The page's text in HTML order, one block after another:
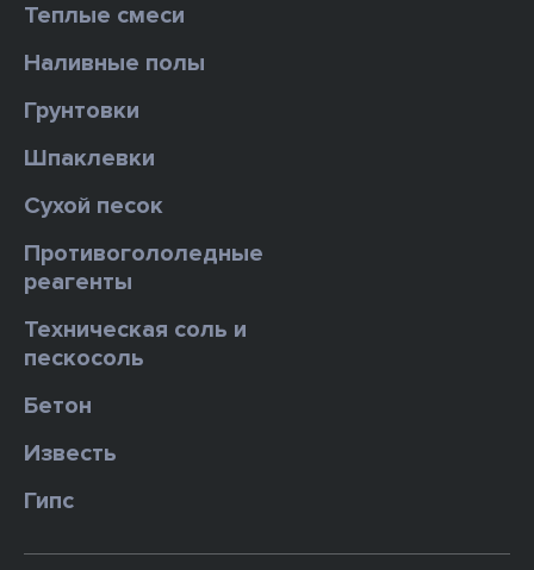
Теплые смеси
Наливные полы
Грунтовки
Шпаклевки
Сухой песок
Противогололедные
реагенты
Техническая соль и
пескосоль
Бетон
Известь
Гипс